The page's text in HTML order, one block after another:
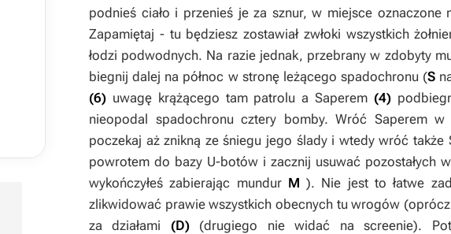
podnieś ciało i przenieś je za sznur, w miejsce oznaczone
Zapamiętaj - tu będziesz zostawiał zwłoki wszystkich
łodzi podwodnych. Na razie jednak, przebrany w zdobyty
biegnij dalej na północ w stronę leżącego spadochronu (S
(6) uwagę krążącego tam patrolu aSaperem (4)
nieopodal spadochronu cztery bomby. Wróć Saperemw
poczekaj aż znikną ze śniegu jego ślady i wtedy wróć także
powrotem do bazy U-botów i zacznij usuwać pozostałych
wykończyłeś zabierając mundur M ). Nie jest to łatwe
zlikwidować prawie wszystkich obecnych tu wrogów
za działami (D)
(drugiego nie widać na screenie).